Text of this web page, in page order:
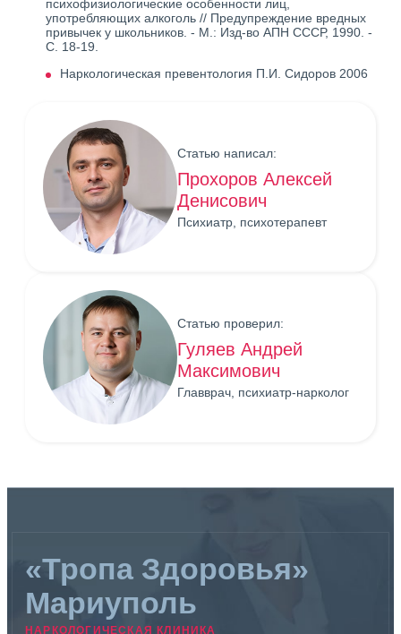
психофизиологические особенности лиц,
употребляющих алкоголь // Предупреждение вредных
привычек у школьников. - М.: Изд-во АПН СССР, 1990. -
С. 18-19.
Наркологическая превентология П.И. Сидоров 2006
Статью написал:
Прохоров Алексей
Денисович
Психиатр, психотерапевт
Статью проверил:
Гуляев Андрей
Максимович
Главврач, психиатр-нарколог
«Тропа Здоровья»
Мариуполь
НАРКОЛОГИЧЕСКАЯ КЛИНИКА